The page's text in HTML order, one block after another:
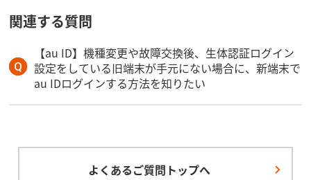
関連する質問
【au ID】機種変更や故障交換後、生体認証ログイン
設定をしている旧端末が手元にない場合に、新端末で
au IDログインする方法を知りたい
よくあるご質問トップへ